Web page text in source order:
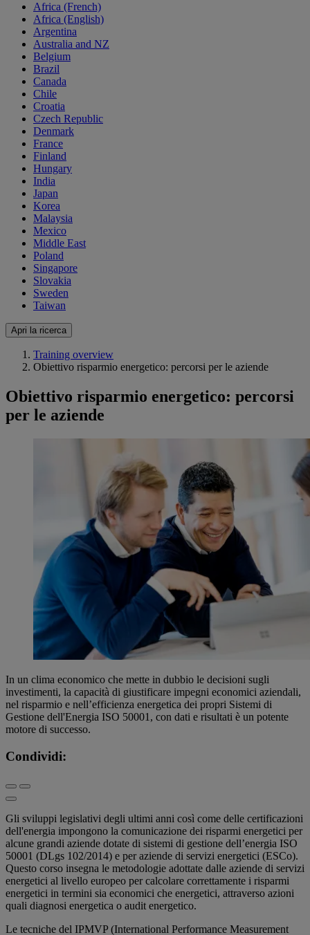
Africa (French)
Africa (English)
Argentina
Australia and NZ
Belgium
Brazil
Canada
Chile
Croatia
Czech Republic
Denmark
France
Finland
Hungary
India
Japan
Korea
Malaysia
Mexico
Middle East
Poland
Singapore
Slovakia
Sweden
Taiwan
Apri la ricerca
Training overview
Obiettivo risparmio energetico: percorsi per le aziende
Obiettivo risparmio energetico: percorsi
per le aziende
In un clima economico che mette in dubbio le decisioni sugli
investimenti, la capacità di giustificare impegni economici aziendali,
nel risparmio e nell’efficienza energetica dei propri Sistemi di
Gestione dell'Energia ISO 50001, con dati e risultati è un potente
motore di successo.
Condividi:
Gli sviluppi legislativi degli ultimi anni così come delle certificazioni
dell'energia impongono la comunicazione dei risparmi energetici per
alcune grandi aziende dotate di sistemi di gestione dell’energia ISO
50001 (DLgs 102/2014) e per aziende di servizi energetici (ESCo).
Questo corso insegna le metodologie adottate dalle aziende di servizi
energetici al livello europeo per calcolare correttamente i risparmi
energetici in termini sia economici che energetici, attraverso azioni
quali diagnosi energetica o audit energetico.
Le tecniche del IPMVP (International Performance Measurement